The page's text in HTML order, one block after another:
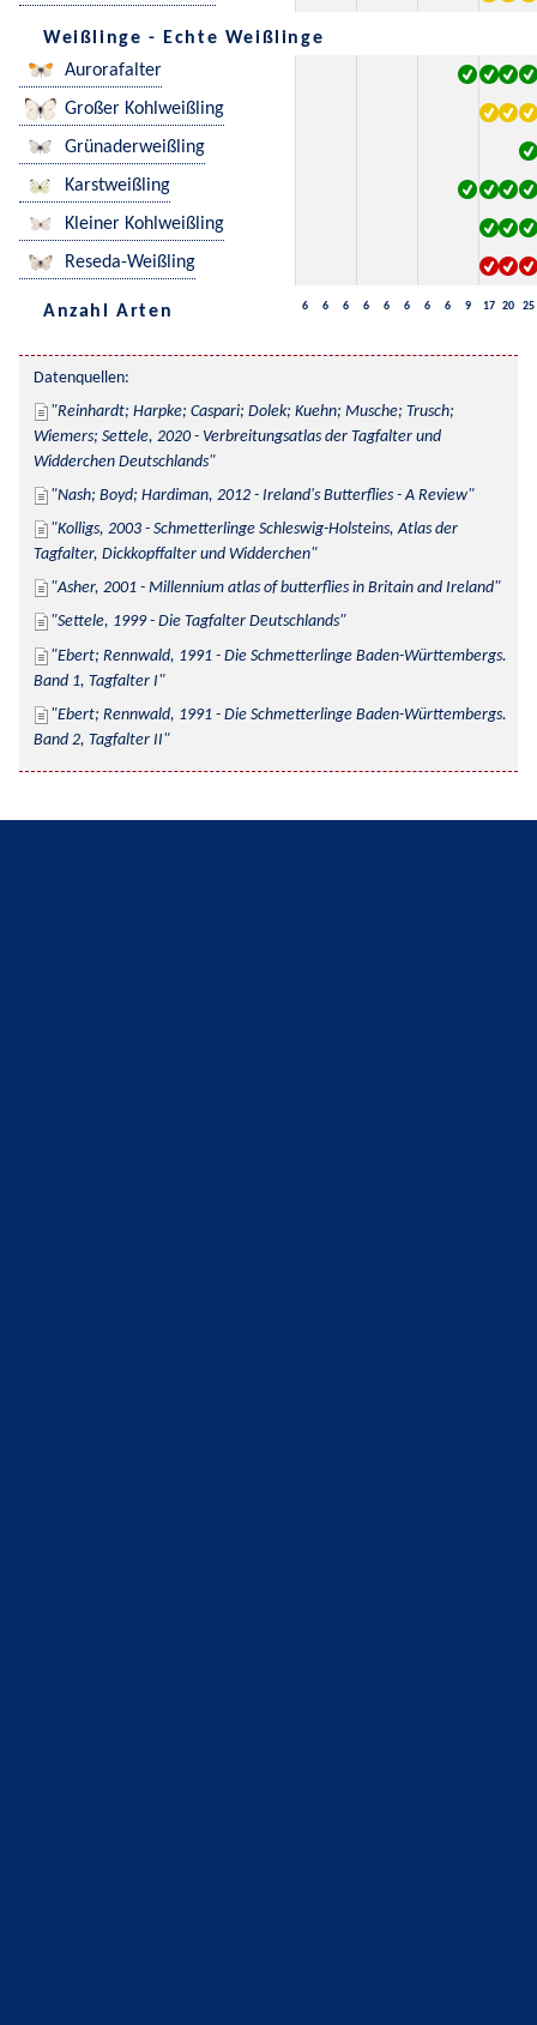
Weißlinge - Echte Weißlinge
Aurorafalter
Großer Kohlweißling
Grünaderweißling
Karstweißling
Kleiner Kohlweißling
Reseda-Weißling
Anzahl Arten 6 6 6 6 6 6 6 6 9 17 20 25
Datenquellen:
Reinhardt; Harpke; Caspari; Dolek; Kuehn; Musche; Trusch;
Wiemers; Settele, 2020 - Verbreitungsatlas der Tagfalter und
Widderchen Deutschlands
Nash; Boyd; Hardiman, 2012 - Ireland's Butterflies - A Review
Kolligs, 2003 - Schmetterlinge Schleswig-Holsteins, Atlas der
Tagfalter, Dickkopffalter und Widderchen
Asher, 2001 - Millennium atlas of butterflies in Britain and Ireland
Settele, 1999 - Die Tagfalter Deutschlands
Ebert; Rennwald, 1991 - Die Schmetterlinge Baden-Württembergs.
Band 1, Tagfalter I
Ebert; Rennwald, 1991 - Die Schmetterlinge Baden-Württembergs.
Band 2, Tagfalter II